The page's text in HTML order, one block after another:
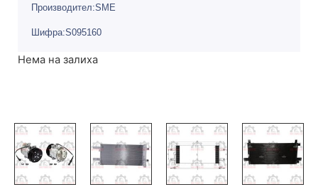
Производител:SME
Шифра:S095160
Нема на залиха